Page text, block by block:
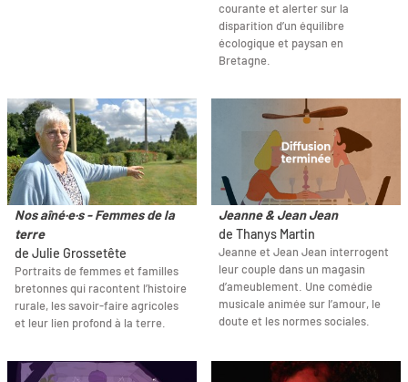
courante et alerter sur la
disparition d’un équilibre
écologique et paysan en
Bretagne.
Nos aîné·e·s - Femmes de la
terre
de Julie Grossetête
Portraits de femmes et familles
bretonnes qui racontent l’histoire
rurale, les savoir-faire agricoles
et leur lien profond à la terre.
Jeanne & Jean Jean
de Thanys Martin
Jeanne et Jean Jean interrogent
leur couple dans un magasin
d’ameublement. Une comédie
musicale animée sur l’amour, le
doute et les normes sociales.